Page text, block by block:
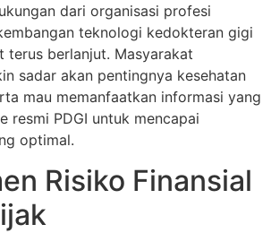
dari organisasi profesi
teknologi kedokteran gigi
terus berlanjut. Masyarakat
sadar akan pentingnya kesehatan
mau memanfaatkan informasi yang
resmi PDGI untuk mencapai
optimal.
Risiko Finansial